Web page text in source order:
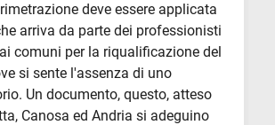
deve essere applicata
arriva da parte dei professionisti
comuni per la riqualificazione del
si sente l'assenza di uno
Un documento, questo, atteso
Canosa ed Andria si adeguino